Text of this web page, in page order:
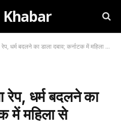
Khabar
बदलने का डाला दबाव; कर्नाटक में महिला से दरिंदगी…
रेप, धर्म बदलने का
में महिला से